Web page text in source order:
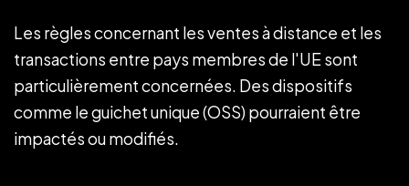
Les règles concernant les ventes à distance et les
transactions entre pays membres de l'UE sont
particulièrement concernées. Des dispositifs
comme le guichet unique (OSS) pourraient être
impactés ou modifiés.